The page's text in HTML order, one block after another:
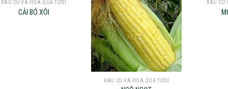
RAU CỦ VÀ HOA QUẢ TƯƠI
CẢI BÓ XÔI
Add to
wishlist
RAU CỦ VÀ HOA QUẢ TƯƠI
RAU CỦ